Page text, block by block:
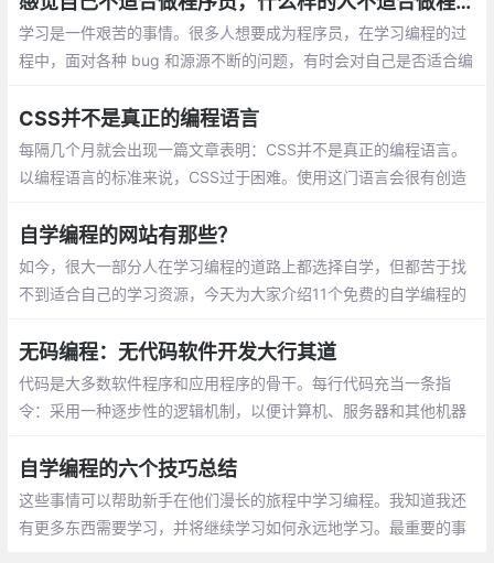
学习是一件艰苦的事情。很多人想要成为程序员，在学习编程的过
程中，面对各种 bug 和源源不断的问题，有时会对自己是否适合编
员的十个特征
CSS并不是真正的编程语言
每隔几个月就会出现一篇文章表明：CSS并不是真正的编程语言。
以编程语言的标准来说，CSS过于困难。使用这门语言会很有创造
标准化编程语言相比
自学编程的网站有那些？
如今，很大一部分人在学习编程的道路上都选择自学，但都苦于找
不到适合自己的学习资源，今天为大家介绍11个免费的自学编程的
l，你可以通过它学习所有的网站建设基础教程
无码编程：无代码软件开发大行其道
代码是大多数软件程序和应用程序的骨干。每行代码充当一条指
令：采用一种逐步性的逻辑机制，以便计算机、服务器和其他机器
技能有时很吃香。
自学编程的六个技巧总结
这些事情可以帮助新手在他们漫长的旅程中学习编程。我知道我还
有更多东西需要学习，并将继续学习如何永远地学习。最重要的事